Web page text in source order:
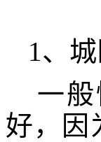
1、
一
好，因